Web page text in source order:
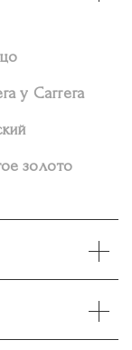
y Carrera
золото